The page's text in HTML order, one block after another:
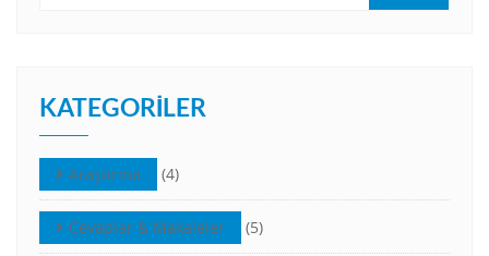
KATEGORILER
Araştırma (4)
Cevaplar & Makaleler (5)